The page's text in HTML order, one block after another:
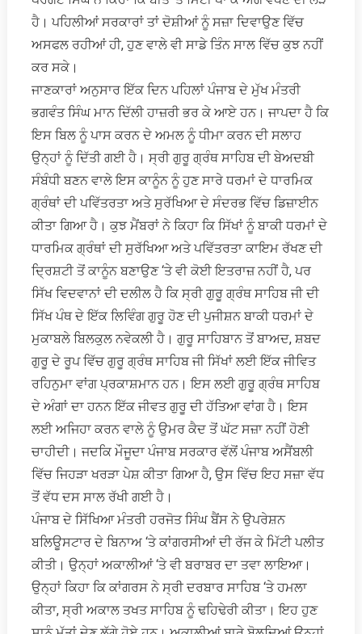
ਹੈ। ਪਹਿਲੀਆਂ ਸਰਕਾਰਾਂ ਤਾਂ ਦੋਸ਼ੀਆਂ ਨੂੰ ਸਜ਼ਾ ਦਿਵਾਉਣ ਵਿੱਚ
ਅਸਫਲ ਰਹੀਆਂ ਹੀ, ਹੁਣ ਵਾਲੇ ਵੀ ਸਾਡੇ ਤਿੰਨ ਸਾਲ ਵਿੱਚ ਕੁਝ ਨਹੀਂ
ਕਰ ਸਕੇ।
ਜਾਣਕਾਰਾਂ ਅਨੁਸਾਰ ਇੱਕ ਦਿਨ ਪਹਿਲਾਂ ਪੰਜਾਬ ਦੇ ਮੁੱਖ ਮੰਤਰੀ
ਭਗਵੰਤ ਸਿੰਘ ਮਾਨ ਦਿੱਲੀ ਹਾਜ਼ਰੀ ਭਰ ਕੇ ਆਏ ਹਨ। ਜਾਪਦਾ ਹੈ ਕਿ
ਇਸ ਬਿਲ ਨੂੰ ਪਾਸ ਕਰਨ ਦੇ ਅਮਲ ਨੂੰ ਧੀਮਾ ਕਰਨ ਦੀ ਸਲਾਹ
ਉਨ੍ਹਾਂ ਨੂੰ ਦਿੱਤੀ ਗਈ ਹੈ। ਸ੍ਰੀ ਗੁਰੂ ਗ੍ਰੰਥ ਸਾਹਿਬ ਦੀ ਬੇਅਦਬੀ
ਸੰਬੰਧੀ ਬਣਨ ਵਾਲੇ ਇਸ ਕਾਨੂੰਨ ਨੂੰ ਹੁਣ ਸਾਰੇ ਧਰਮਾਂ ਦੇ ਧਾਰਮਿਕ
ਗ੍ਰੰਥਾਂ ਦੀ ਪਵਿੱਤਰਤਾ ਅਤੇ ਸੁਰੱਖਿਆ ਦੇ ਸੰਦਰਭ ਵਿੱਚ ਡਿਜ਼ਾਈਨ
ਕੀਤਾ ਗਿਆ ਹੈ। ਕੁਝ ਮੈਂਬਰਾਂ ਨੇ ਕਿਹਾ ਕਿ ਸਿੱਖਾਂ ਨੂੰ ਬਾਕੀ ਧਰਮਾਂ ਦੇ
ਧਾਰਮਿਕ ਗ੍ਰੰਥਾਂ ਦੀ ਸੁਰੱਖਿਆ ਅਤੇ ਪਵਿੱਤਰਤਾ ਕਾਇਮ ਰੱਖਣ ਦੀ
ਦ੍ਰਿਸ਼ਟੀ ਤੋਂ ਕਾਨੂੰਨ ਬਣਾਉਣ ‘ਤੇ ਵੀ ਕੋਈ ਇਤਰਾਜ਼ ਨਹੀਂ ਹੈ, ਪਰ
ਸਿੱਖ ਵਿਦਵਾਨਾਂ ਦੀ ਦਲੀਲ ਹੈ ਕਿ ਸ੍ਰੀ ਗੁਰੂ ਗ੍ਰੰਥ ਸਾਹਿਬ ਜੀ ਦੀ
ਸਿੱਖ ਪੰਥ ਦੇ ਇੱਕ ਲਿਵਿੰਗ ਗੁਰੂ ਹੋਣ ਦੀ ਪੁਜੀਸ਼ਨ ਬਾਕੀ ਧਰਮਾਂ ਦੇ
ਮੁਕਾਬਲੇ ਬਿਲਕੁਲ ਨਵੇਕਲੀ ਹੈ। ਗੁਰੂ ਸਾਹਿਬਾਨ ਤੋਂ ਬਾਅਦ, ਸ਼ਬਦ
ਗੁਰੂ ਦੇ ਰੂਪ ਵਿੱਚ ਗੁਰੂ ਗ੍ਰੰਥ ਸਾਹਿਬ ਜੀ ਸਿੱਖਾਂ ਲਈ ਇੱਕ ਜੀਵਿਤ
ਰਹਿਨੁਮਾ ਵਾਂਗ ਪ੍ਰਕਾਸ਼ਮਾਨ ਹਨ। ਇਸ ਲਈ ਗੁਰੂ ਗ੍ਰੰਥ ਸਾਹਿਬ
ਦੇ ਅੰਗਾਂ ਦਾ ਹਨਨ ਇੱਕ ਜੀਵਤ ਗੁਰੂ ਦੀ ਹੱਤਿਆ ਵਾਂਗ ਹੈ। ਇਸ
ਲਈ ਅਜਿਹਾ ਕਰਨ ਵਾਲੇ ਨੂੰ ਉਮਰ ਕੈਦ ਤੋਂ ਘੱਟ ਸਜ਼ਾ ਨਹੀਂ ਹੋਣੀ
ਚਾਹੀਦੀ। ਜਦਕਿ ਮੌਜੂਦਾ ਪੰਜਾਬ ਸਰਕਾਰ ਵੱਲੋਂ ਪੰਜਾਬ ਅਸੈਂਬਲੀ
ਵਿੱਚ ਜਿਹੜਾ ਖਰੜਾ ਪੇਸ਼ ਕੀਤਾ ਗਿਆ ਹੈ, ਉਸ ਵਿੱਚ ਇਹ ਸਜ਼ਾ ਵੱਧ
ਤੋਂ ਵੱਧ ਦਸ ਸਾਲ ਰੱਖੀ ਗਈ ਹੈ।
ਪੰਜਾਬ ਦੇ ਸਿੱਖਿਆ ਮੰਤਰੀ ਹਰਜੋਤ ਸਿੰਘ ਬੈਂਸ ਨੇ ਉਪਰੇਸ਼ਨ
ਬਲਿਊਸਟਾਰ ਦੇ ਬਿਨਾਅ ‘ਤੇ ਕਾਂਗਰਸੀਆਂ ਦੀ ਰੱਜ ਕੇ ਮਿੱਟੀ ਪਲੀਤ
ਕੀਤੀ। ਉਨ੍ਹਾਂ ਅਕਾਲੀਆਂ ‘ਤੇ ਵੀ ਬਰਾਬਰ ਦਾ ਤਵਾ ਲਾਇਆ।
ਉਨ੍ਹਾਂ ਕਿਹਾ ਕਿ ਕਾਂਗਰਸ ਨੇ ਸ੍ਰੀ ਦਰਬਾਰ ਸਾਹਿਬ ‘ਤੇ ਹਮਲਾ
ਕੀਤਾ, ਸ੍ਰੀ ਅਕਾਲ ਤਖਤ ਸਾਹਿਬ ਨੂੰ ਢਹਿਢੇਰੀ ਕੀਤਾ। ਇਹ ਹੁਣ